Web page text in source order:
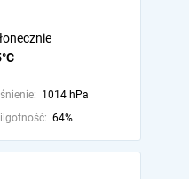
1014 hPa
64%